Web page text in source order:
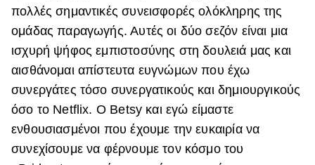
πολλές σημαντικές συνεισφορές ολόκληρης της
ομάδας παραγωγής. Αυτές οι δύο σεζόν είναι μια
ισχυρή ψήφος εμπιστοσύνης στη δουλειά μας και
αισθάνομαι απίστευτα ευγνώμων που έχω
συνεργάτες τόσο συνεργατικούς και δημιουργικούς
όσο το Netflix. Ο Betsy και εγώ είμαστε
ενθουσιασμένοι που έχουμε την ευκαιρία να
συνεχίσουμε να φέρνουμε τον κόσμο του